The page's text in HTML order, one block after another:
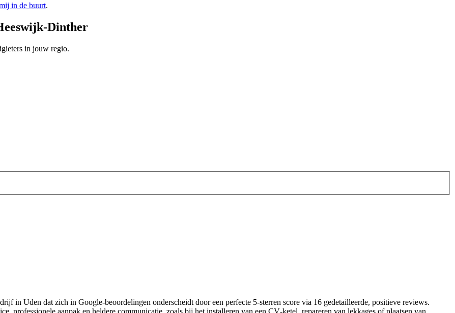
in de buurt.
Dinther
in jouw regio.
in Uden dat zich in Google-beoordelingen onderscheidt door een perfecte 5‑sterren score via 16 gedetailleerde, positieve reviews.
professionele aanpak en heldere communicatie, zoals bij het installeren van een CV‑ketel, repareren van lekkages of plaatsen van